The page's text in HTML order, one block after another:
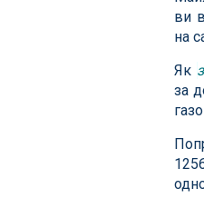
ви
на
Як
за